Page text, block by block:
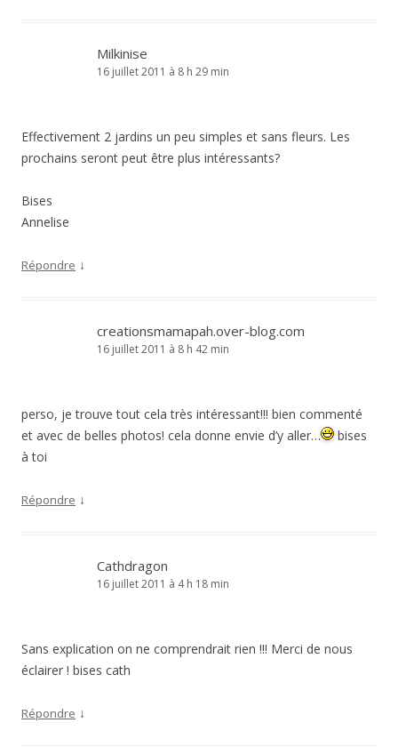
Milkinise
16 juillet 2011 à 8 h 29 min
Effectivement 2 jardins un peu simples et sans fleurs. Les
prochains seront peut être plus intéressants?
Bises
Annelise
Répondre ↓
creationsmamapah.over-blog.com
16 juillet 2011 à 8 h 42 min
perso, je trouve tout cela très intéressant!!! bien commenté
et avec de belles photos! cela donne envie d’y aller…
bises
à toi
Répondre ↓
Cathdragon
16 juillet 2011 à 4 h 18 min
Sans explication on ne comprendrait rien !!! Merci de nous
éclairer ! bises cath
Répondre ↓